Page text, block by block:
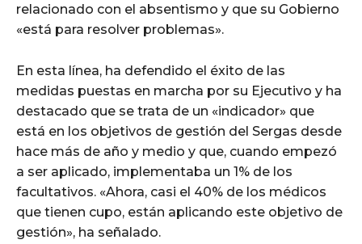
relacionado con el absentismo y que su Gobierno
«está para resolver problemas».
En esta línea, ha defendido el éxito de las
medidas puestas en marcha por su Ejecutivo y ha
destacado que se trata de un «indicador» que
está en los objetivos de gestión del Sergas desde
hace más de año y medio y que, cuando empezó
a ser aplicado, implementaba un 1% de los
facultativos. «Ahora, casi el 40% de los médicos
que tienen cupo, están aplicando este objetivo de
gestión», ha señalado.